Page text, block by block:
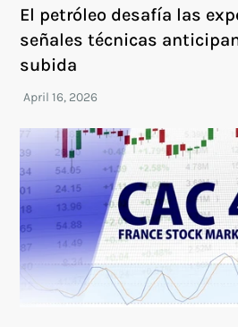
El petróleo desafía las
señales técnicas
subida